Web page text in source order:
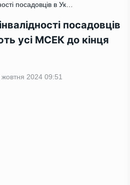
/ Через фальшиві інвалідності посадовців в Україні ліквідують усі МСЕК до кінця року
посадовців
усі МСЕК до кінця
2024 09:51